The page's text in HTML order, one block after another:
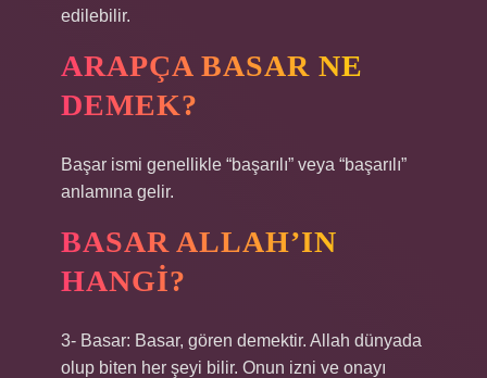
edilebilir.
ARAPÇA BASAR NE
DEMEK?
Başar ismi genellikle “başarılı” veya “başarılı”
anlamına gelir.
BASAR ALLAH’IN
HANGI?
3- Basar: Basar, gören demektir. Allah dünyada
olup biten her şeyi bilir. Onun izni ve onayı